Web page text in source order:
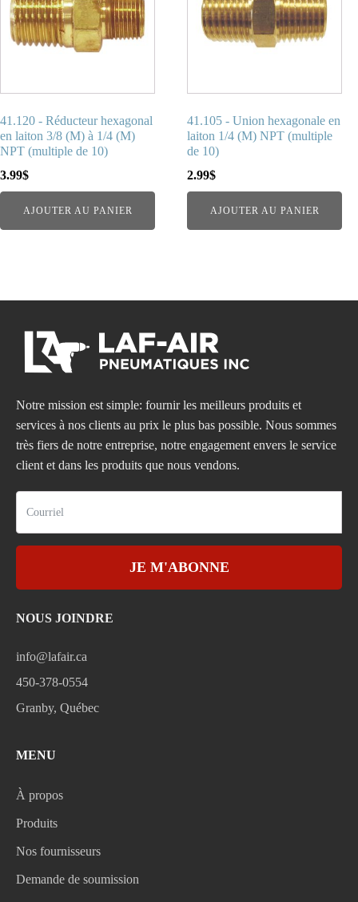
41.120 - Réducteur hexagonal
en laiton 3/8 (M) à 1/4 (M)
NPT (multiple de 10)
3.99$
AJOUTER AU PANIER
41.105 - Union hexagonale en
laiton 1/4 (M) NPT (multiple
de 10)
2.99$
AJOUTER AU PANIER
Notre mission est simple: fournir les meilleurs produits et
services à nos clients au prix le plus bas possible. Nous sommes
très fiers de notre entreprise, notre engagement envers le service
client et dans les produits que nous vendons.
JE M'ABONNE
NOUS JOINDRE
info@lafair.ca
450-378-0554
Granby, Québec
MENU
À propos
Produits
Nos fournisseurs
Demande de soumission